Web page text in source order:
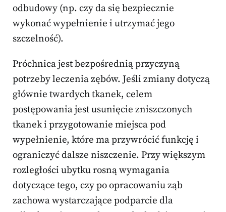
odbudowy (np. czy da się bezpiecznie
wykonać wypełnienie i utrzymać jego
szczelność).
Próchnica jest bezpośrednią przyczyną
potrzeby leczenia zębów. Jeśli zmiany dotyczą
głównie twardych tkanek, celem
postępowania jest usunięcie zniszczonych
tkanek i przygotowanie miejsca pod
wypełnienie, które ma przywrócić funkcję i
ograniczyć dalsze niszczenie. Przy większym
rozległości ubytku rosną wymagania
dotyczące tego, czy po opracowaniu ząb
zachowa wystarczające podparcie dla